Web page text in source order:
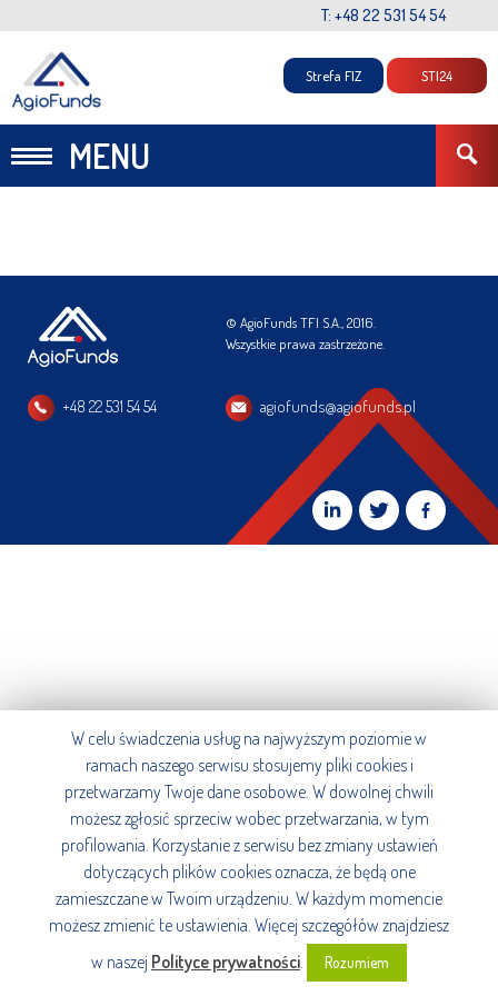
T: +48 22 531 54 54
MENU
Strefa FIZ STI24
© AgioFunds TFI S.A., 2016.
Wszystkie prawa zastrzeżone.
+48 22 531 54 54 agiofunds@agiofunds.pl
W celu świadczenia usług na najwyższym poziomie w
ramach naszego serwisu stosujemy pliki cookies i
przetwarzamy Twoje dane osobowe. W dowolnej chwili
możesz zgłosić sprzeciw wobec przetwarzania, w tym
profilowania. Korzystanie z serwisu bez zmiany ustawień
dotyczących plików cookies oznacza, że będą one
zamieszczane w Twoim urządzeniu. W każdym momencie
możesz zmienić te ustawienia. Więcej szczegółów znajdziesz
w naszej Polityce prywatności. Rozumiem